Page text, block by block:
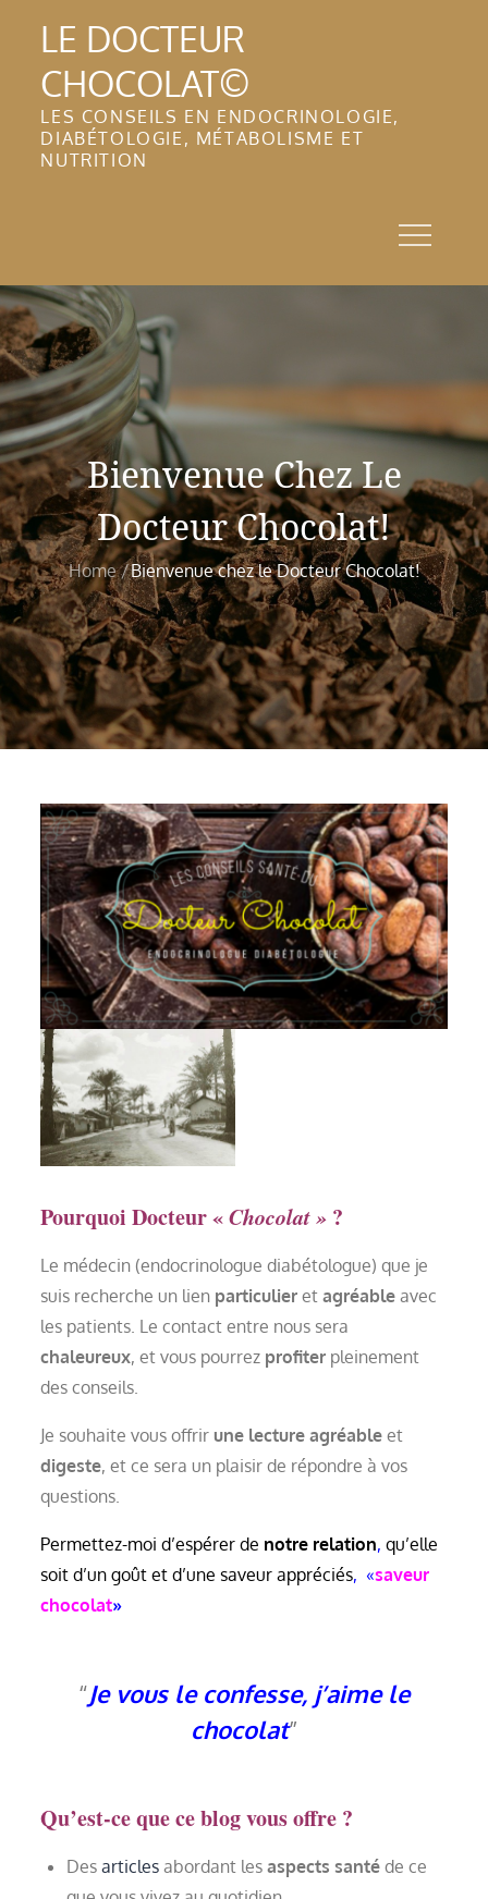
content
LE DOCTEUR
CHOCOLAT©
LES CONSEILS EN ENDOCRINOLOGIE,
DIABÉTOLOGIE, MÉTABOLISME ET
NUTRITION
Bienvenue Chez Le
Docteur Chocolat!
Home Bienvenue chez le Docteur Chocolat!
Pourquoi Docteur «Chocolat » ?
Le médecin (endocrinologue diabétologue) que je
suis recherche un lien particulier etagréable avec
les patients. Le contact entre nous sera
chaleureux, et vous pourrez profiter pleinement
des conseils.
Je souhaite vous offrirune lecture agréable et
digeste, et ce sera un plaisir de répondre à vos
questions.
Permettez-moi d’espérer de notre relation,qu’elle
soit d’un goût et d’une saveur appréciés, «saveur
chocolat»
Je vous le confesse, j’aime le
chocolat
Qu’est-ce que ce blog vous offre ?
Desarticles abordant lesaspects santé de ce